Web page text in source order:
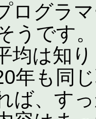
ログラ
うです
均は知
年も同
ば、す